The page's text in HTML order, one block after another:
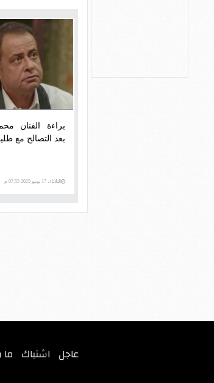
براءة الفنان
بعد التصالح مع
الثلاثاء، 17 يونيو 2025 07:55 م
عاجل اشتباك ما